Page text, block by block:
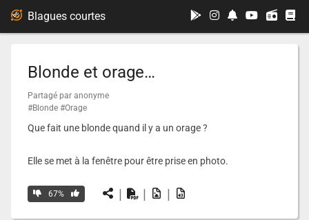
Blonde et orage…
Partagé par anonyme
#Blonde #Orage
Que fait une blonde quand il y a un orage ?
Elle se met à la fenêtre pour être prise en photo.
67% | | |
Blagues courtes